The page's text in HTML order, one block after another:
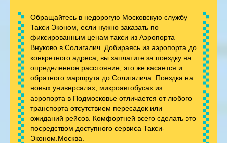
Обращайтесь в недорогую Московскую службу
Такси Эконом, если нужно заказать по
фиксированным ценам такси из Аэропорта
Внуково в Солигалич. Добираясь из аэропорта до
конкретного адреса, вы заплатите за поездку на
определенное расстояние, это же касается и
обратного маршрута до Солигалича. Поездка на
новых универсалах, микроавтобусах из
аэропорта в Подмосковье отличается от любого
транспорта отсутствием пересадок или
ожиданий рейсов. Комфортней всего сделать это
посредством доступного сервиса Такси-
Эконом.Москва.